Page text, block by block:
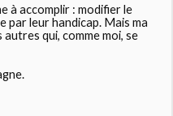
à accomplir : modifier le
par leur handicap. Mais ma
qui, comme moi, se